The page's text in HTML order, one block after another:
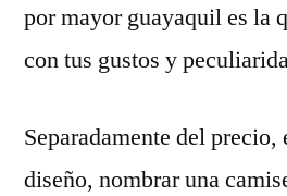
por mayor guayaquil es la
con tus gustos y
Separadamente del
diseño, nombrar una